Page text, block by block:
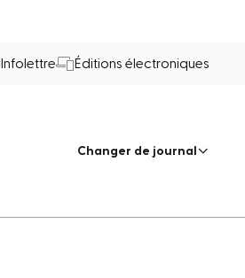
Infolettre Éditions électroniques
Changer de journal